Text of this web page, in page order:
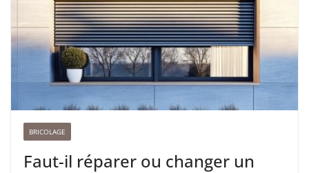
BRICOLAGE
Faut-il réparer ou changer un